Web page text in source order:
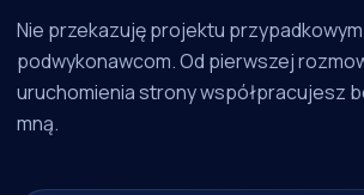
Nie przekazuję projektu przypadkowym
podwykonawcom. Od pierwszej
uruchomienia strony współpracujesz
mną.